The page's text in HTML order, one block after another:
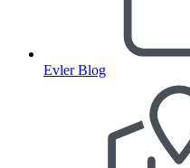
Evler Blog